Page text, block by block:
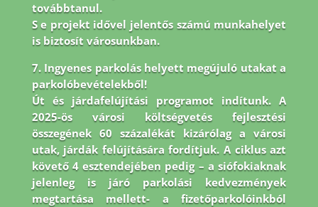
továbbtanul.
S e projekt idővel jelentős számú munkahelyet
is biztosít városunkban.
7. Ingyenes parkolás helyett megújuló utakat a
parkolóbevételekből!
Út és járdafelújítási programot indítunk. A
2025-ös városi költségvetés fejlesztési
összegének 60 százalékát kizárólag a városi
utak, járdák felújítására fordítjuk. A ciklus azt
követő 4 esztendejében pedig – a siófokiaknak
jelenleg is járó parkolási kedvezmények
megtartása mellett- a fizetőparkolóinkból